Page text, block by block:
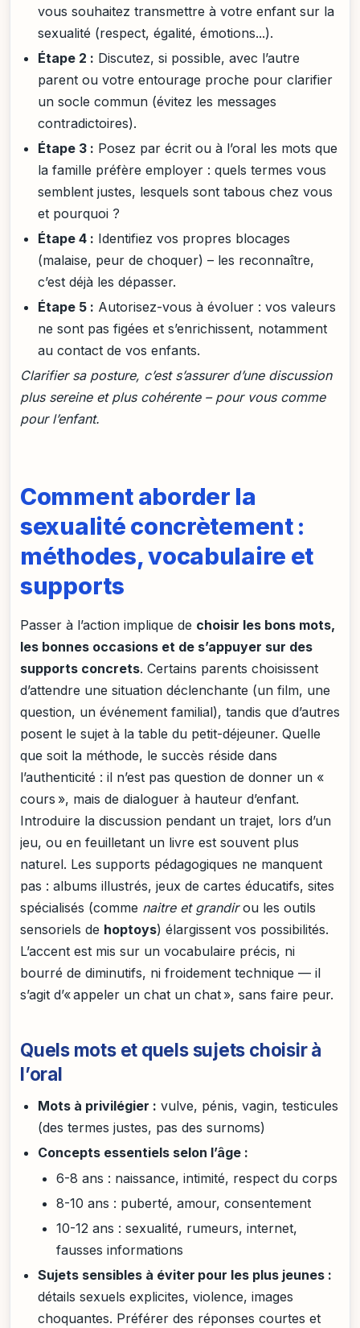
vous souhaitez transmettre à votre enfant sur la
sexualité (respect, égalité, émotions...).
Étape 2 : Discutez, si possible, avec l’autre
parent ou votre entourage proche pour clarifier
un socle commun (évitez les messages
contradictoires).
Étape 3 : Posez par écrit ou à l’oral les mots que
la famille préfère employer : quels termes vous
semblent justes, lesquels sont tabous chez vous
et pourquoi ?
Étape 4 : Identifiez vos propres blocages
(malaise, peur de choquer) – les reconnaître,
c’est déjà les dépasser.
Étape 5 : Autorisez-vous à évoluer : vos valeurs
ne sont pas figées et s’enrichissent, notamment
au contact de vos enfants.
Clarifier sa posture, c’est s’assurer d’une discussion
plus sereine et plus cohérente – pour vous comme
pour l’enfant.
Comment aborder la
sexualité concrètement :
méthodes, vocabulaire et
supports
Passer à l’action implique de choisir les bons mots,
les bonnes occasions et de s’appuyer sur des
supports concrets. Certains parents choisissent
d’attendre une situation déclenchante (un film, une
question, un événement familial), tandis que d’autres
posent le sujet à la table du petit-déjeuner. Quelle
que soit la méthode, le succès réside dans
l’authenticité : il n’est pas question de donner un «
cours », mais de dialoguer à hauteur d’enfant.
Introduire la discussion pendant un trajet, lors d’un
jeu, ou en feuilletant un livre est souvent plus
naturel. Les supports pédagogiques ne manquent
pas : albums illustrés, jeux de cartes éducatifs, sites
spécialisés (comme naitre et grandirou les outils
sensoriels de hoptoys) élargissent vos possibilités.
L’accent est mis sur un vocabulaire précis, ni
bourré de diminutifs, ni froidement technique — il
s’agit d’« appeler un chat un chat », sans faire peur.
Quels mots et quels sujets choisir à
l’oral
Mots à privilégier : vulve, pénis, vagin, testicules
(des termes justes, pas des surnoms)
Concepts essentiels selon l’âge :
6-8 ans : naissance, intimité, respect du corps
8-10 ans : puberté, amour, consentement
10-12 ans : sexualité, rumeurs, internet,
fausses informations
Sujets sensibles à éviter pour les plus jeunes :
détails sexuels explicites, violence, images
choquantes. Préférer des réponses courtes et